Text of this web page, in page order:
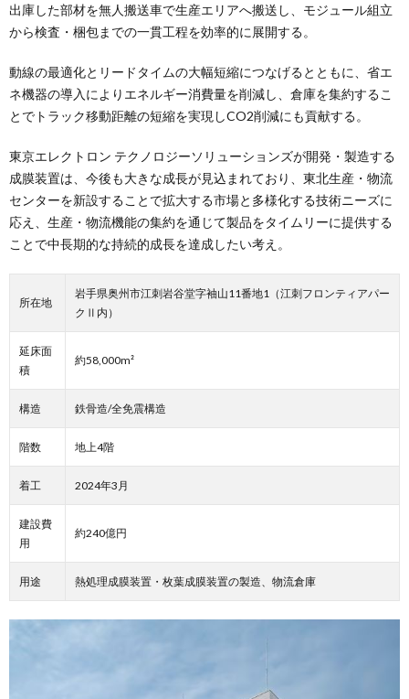
出庫した部材を無人搬送車で生産エリアへ搬送し、モジュール組立
から検査・梱包までの一貫工程を効率的に展開する。
動線の最適化とリードタイムの大幅短縮につなげるとともに、省エ
ネ機器の導入によりエネルギー消費量を削減し、倉庫を集約するこ
とでトラック移動距離の短縮を実現しCO2削減にも貢献する。
東京エレクトロン テクノロジーソリューションズが開発・製造する
成膜装置は、今後も大きな成長が見込まれており、東北生産・物流
センターを新設することで拡大する市場と多様化する技術ニーズに
応え、生産・物流機能の集約を通じて製品をタイムリーに提供する
ことで中長期的な持続的成長を達成したい考え。
所在地
岩手県奥州市江刺岩谷堂字袖山11番地1（江刺フロンティアパー
クⅡ内）
延床面
積
約58,000m²
構造 鉄骨造/全免震構造
階数 地上4階
着工 2024年3月
建設費
用
約240億円
用途 熱処理成膜装置・枚葉成膜装置の製造、物流倉庫